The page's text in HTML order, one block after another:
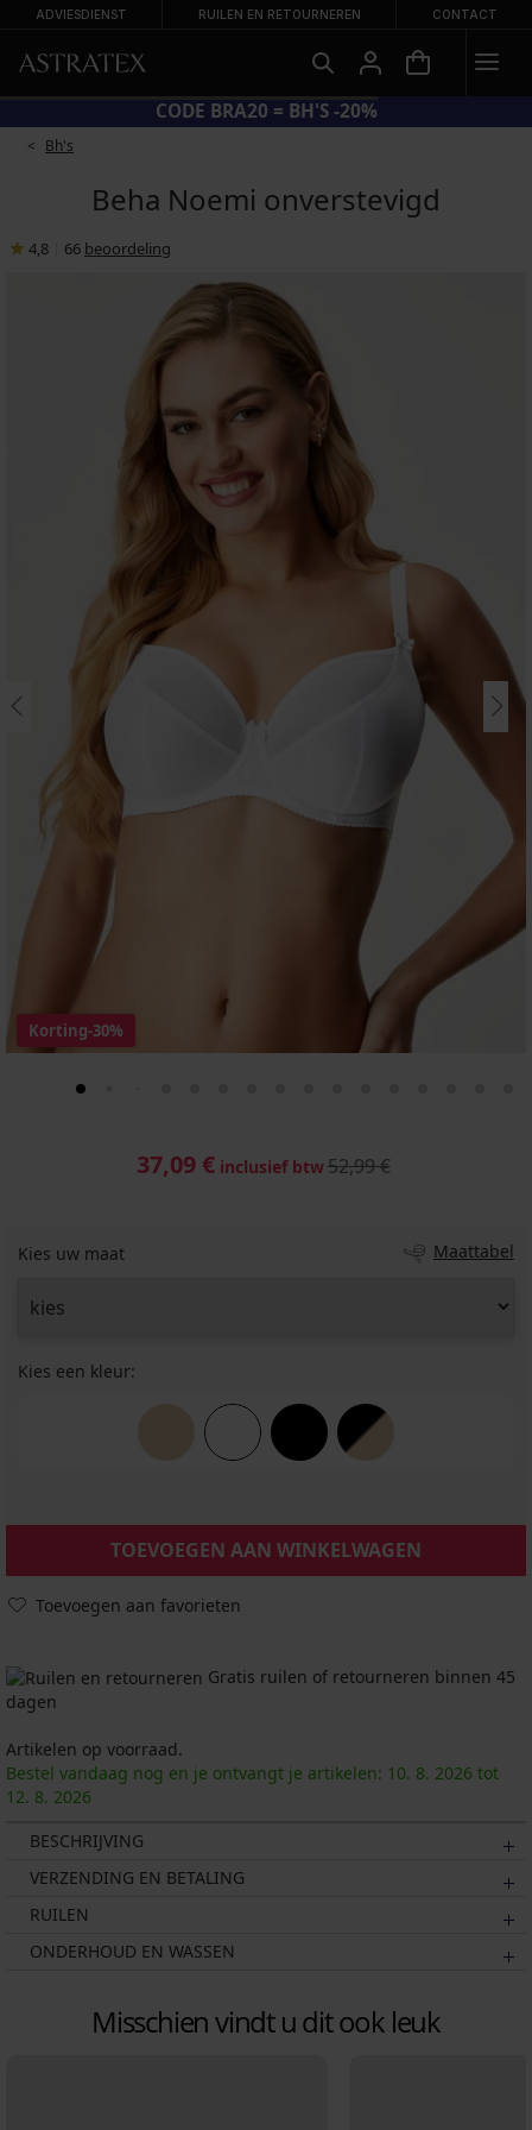
ADVIESDIENST RUILEN EN RETOURNEREN CONTACT
CODE BRA20 = BH'S -20%
Bh's
Beha Noemi onverstevigd
4,8 66 beoordeling
Korting-30%
37,09 € inclusief btw52,99 €
Kies uw maat Maattabel
Kies een kleur:
TOEVOEGEN AAN WINKELWAGEN
Toevoegen aan favorieten
Gratis ruilen of retourneren binnen 45
dagen
Artikelen op voorraad.
Bestel vandaag nog en je ontvangt je artikelen: 10. 8. 2026 tot
12. 8. 2026
BESCHRIJVING
VERZENDING EN BETALING
RUILEN
ONDERHOUD EN WASSEN
Misschien vindt u dit ook leuk